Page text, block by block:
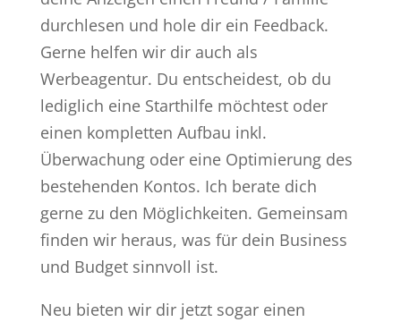
durchlesen und hole dir ein Feedback.
Gerne helfen wir dir auch als
Werbeagentur. Du entscheidest, ob du
lediglich eine Starthilfe möchtest oder
einen kompletten Aufbau inkl.
Überwachung oder eine Optimierung des
bestehenden Kontos. Ich berate dich
gerne zu den Möglichkeiten. Gemeinsam
finden wir heraus, was für dein Business
und Budget sinnvoll ist.
Neu bieten wir dir jetzt sogar einen